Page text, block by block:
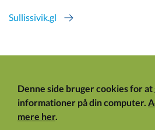
Sullissivik.gl
Denne side bruger cookies for at
informationer på din computer.
mere her.